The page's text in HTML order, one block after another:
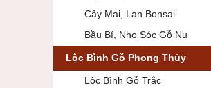
Cây Mai, Lan Bonsai
Bầu Bí, Nho Sóc Gỗ Nu
Lộc Bình Gỗ Phong Thủy
Lộc Bình Gỗ Trắc